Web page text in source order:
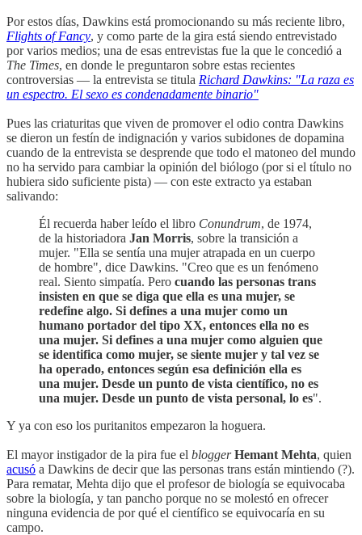
Por estos días, Dawkins está promocionando su más reciente libro,
Flights of Fancy, y como parte de la gira está siendo entrevistado
por varios medios; una de esas entrevistas fue la que le concedió a
The Times, en donde le preguntaron sobre estas recientes
controversias — la entrevista se titula Richard Dawkins: "La raza es
un espectro. El sexo es condenadamente binario"
Pues las criaturitas que viven de promover el odio contra Dawkins
se dieron un festín de indignación y varios subidones de dopamina
cuando de la entrevista se desprende que todo el matoneo del mundo
no ha servido para cambiar la opinión del biólogo (por si el título no
hubiera sido suficiente pista) — con este extracto ya estaban
salivando:
Él recuerda haber leído el libro Conundrum, de 1974,
de la historiadora Jan Morris, sobre la transición a
mujer. "Ella se sentía una mujer atrapada en un cuerpo
de hombre", dice Dawkins. "Creo que es un fenómeno
real. Siento simpatía. Pero cuando las personas trans
insisten en que se diga que ella es una mujer, se
redefine algo. Si defines a una mujer como un
humano portador del tipo XX, entonces ella no es
una mujer. Si defines a una mujer como alguien que
se identifica como mujer, se siente mujer y tal vez se
ha operado, entonces según esa definición ella es
una mujer. Desde un punto de vista científico, no es
una mujer. Desde un punto de vista personal, lo es".
Y ya con eso los puritanitos empezaron la hoguera.
El mayor instigador de la pira fue el blogger Hemant Mehta, quien
acusó a Dawkins de decir que las personas trans están mintiendo (?).
Para rematar, Mehta dijo que el profesor de biología se equivocaba
sobre la biología, y tan pancho porque no se molestó en ofrecer
ninguna evidencia de por qué el científico se equivocaría en su
campo.